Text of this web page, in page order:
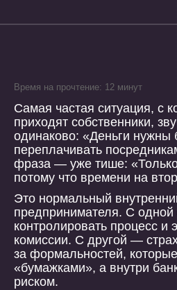
Время на прочтение: 12 минут
Самая частая ситуация, с
приходят собственники,
одинаково: «Деньги нужны
переплачивать
фраза — уже тише:
потому что времени на
Это нормальный
предпринимателя. С
контролировать процесс и
комиссии. С другой —
за формальностей,
«бумажками», а внутри
риском.